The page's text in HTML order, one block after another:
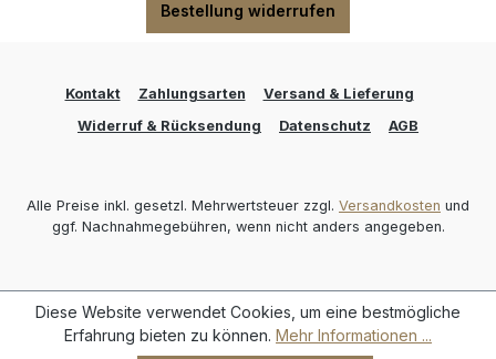
Bestellung widerrufen
Kontakt Zahlungsarten
Versand & Lieferung
Widerruf & Rücksendung
Datenschutz AGB
Alle Preise inkl. gesetzl. Mehrwertsteuer zzgl. Versandkosten und
ggf. Nachnahmegebühren, wenn nicht anders angegeben.
Diese Website verwendet Cookies, um eine bestmögliche
Erfahrung bieten zu können. Mehr Informationen ...